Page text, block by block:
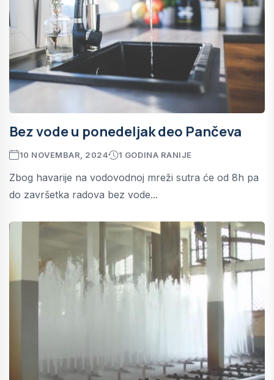
Bez vode u ponedeljak deo Pančeva
10 NOVEMBAR, 2024 1 GODINA RANIJE
Zbog havarije na vodovodnoj mreži sutra će od 8h pa
do završetka radova bez vode...